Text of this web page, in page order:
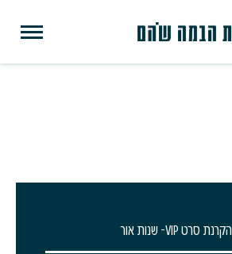
הקרנת סרט VIP- שנות אור